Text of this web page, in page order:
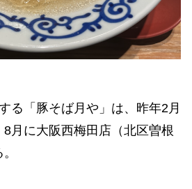
る「豚そば月や」は、昨年2月
月に大阪西梅田店（北区曽根